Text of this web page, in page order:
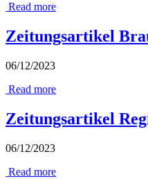
Read more
Zeitungsartikel
06/12/2023
Read more
Zeitungsartikel
06/12/2023
Read more